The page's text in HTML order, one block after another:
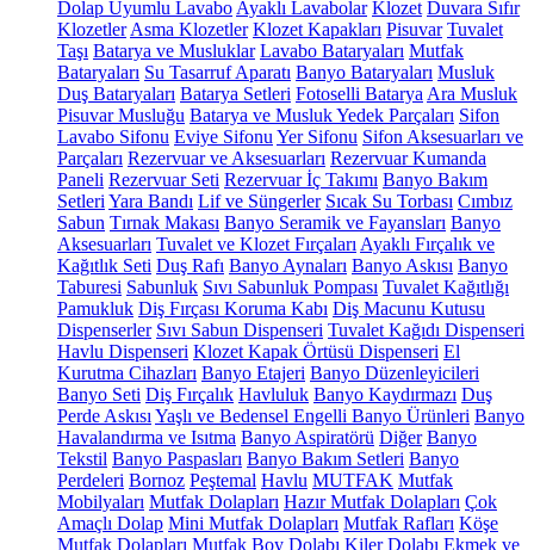
Dolap Uyumlu Lavabo Ayaklı Lavabolar Klozet Duvara Sıfır
Klozetler Asma Klozetler Klozet Kapakları Pisuvar Tuvalet
Taşı Batarya ve Musluklar Lavabo Bataryaları Mutfak
Bataryaları Su Tasarruf Aparatı Banyo Bataryaları Musluk
Duş Bataryaları Batarya Setleri Fotoselli Batarya Ara Musluk
Pisuvar Musluğu Batarya ve Musluk Yedek Parçaları Sifon
Lavabo Sifonu Eviye Sifonu Yer Sifonu Sifon Aksesuarları ve
Parçaları Rezervuar ve Aksesuarları Rezervuar Kumanda
Paneli Rezervuar Seti Rezervuar İç Takımı Banyo Bakım
Setleri Yara Bandı Lif ve Süngerler Sıcak Su Torbası Cımbız
Sabun Tırnak Makası Banyo Seramik ve Fayansları Banyo
Aksesuarları Tuvalet ve Klozet Fırçaları Ayaklı Fırçalık ve
Kağıtlık Seti Duş Rafı Banyo Aynaları Banyo Askısı Banyo
Taburesi Sabunluk Sıvı Sabunluk Pompası Tuvalet Kağıtlığı
Pamukluk Diş Fırçası Koruma Kabı Diş Macunu Kutusu
Dispenserler Sıvı Sabun Dispenseri Tuvalet Kağıdı Dispenseri
Havlu Dispenseri Klozet Kapak Örtüsü Dispenseri El
Kurutma Cihazları Banyo Etajeri Banyo Düzenleyicileri
Banyo Seti Diş Fırçalık Havluluk Banyo Kaydırmazı Duş
Perde Askısı Yaşlı ve Bedensel Engelli Banyo Ürünleri Banyo
Havalandırma ve Isıtma Banyo Aspiratörü Diğer Banyo
Tekstil Banyo Paspasları Banyo Bakım Setleri Banyo
Perdeleri Bornoz Peştemal Havlu MUTFAK Mutfak
Mobilyaları Mutfak Dolapları Hazır Mutfak Dolapları Çok
Amaçlı Dolap Mini Mutfak Dolapları Mutfak Rafları Köşe
Mutfak Dolapları Mutfak Boy Dolabı Kiler Dolabı Ekmek ve